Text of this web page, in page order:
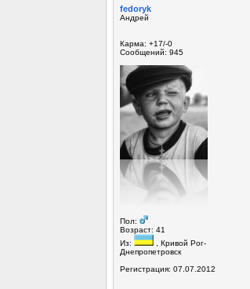
fedoryk
Андрей
Карма: +17/-0
Сообщений: 945
Пол:
Возраст: 41
Из:
, Кривой Рог-
Днепропетровск
Регистрация: 07.07.2012